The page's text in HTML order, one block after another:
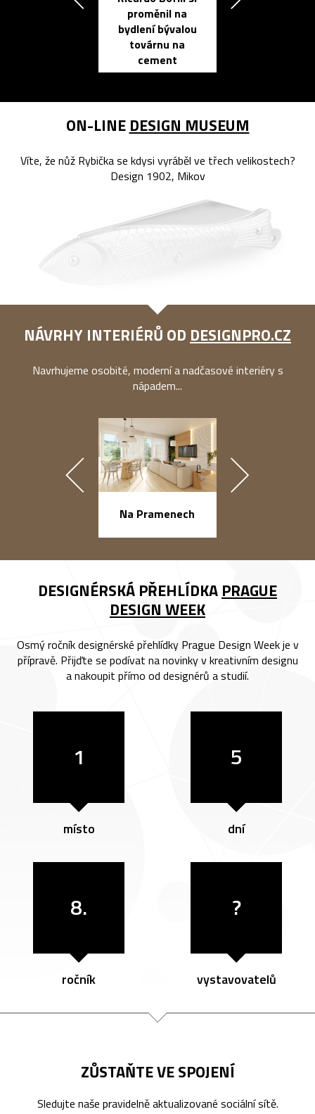
proměnil na
bydlení bývalou
továrnu na
cement
ON-LINE DESIGN MUSEUM
Víte, že nůž Rybička se kdysi vyráběl ve třech velikostech?
Design 1902, Mikov
NÁVRHY INTERIÉRŮ OD DESIGNPRO.CZ
Navrhujeme osobité, moderní a nadčasové interiéry s
nápadem...
Na Pramenech
DESIGNÉRSKÁ PŘEHLÍDKA PRAGUE
DESIGN WEEK
Osmý ročník designérské přehlídky Prague Design Week je v
přípravě. Přijďte se podívat na novinky v kreativním designu
a nakoupit přímo od designérů a studií.
1
místo
5
dní
8.
ročník
?
vystavovatelů
ZŮSTAŇTE VE SPOJENÍ
Sledujte naše pravidelně aktualizované sociální sítě.